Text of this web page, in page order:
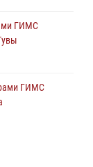
ГИМС
ГИМС